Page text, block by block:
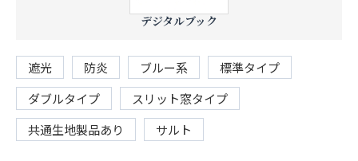
デジタルブック
遮光 防炎 ブルー系
標準タイプ
ダブルタイプ
スリット窓タイプ
共通生地製品あり
サルト